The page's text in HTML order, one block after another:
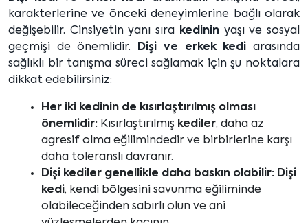
karakterlerine ve önceki deneyimlerine bağlı olarak
değişebilir. Cinsiyetin yanı sıra kedininyaşı ve sosyal
geçmişi de önemlidir. Dişi ve erkek kedi arasında
sağlıklı bir tanışma süreci sağlamak için şu noktalara
dikkat edebilirsiniz:
Her iki kedinin de kısırlaştırılmış olması
önemlidir: Kısırlaştırılmış kediler, daha az
agresif olma eğilimindedir ve birbirlerine karşı
daha toleranslı davranır.
Dişi kediler genellikle daha baskın olabilir: Dişi
kedi, kendi bölgesini savunma eğiliminde
olabileceğinden sabırlı olun ve ani